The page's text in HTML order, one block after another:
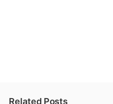
Related Posts